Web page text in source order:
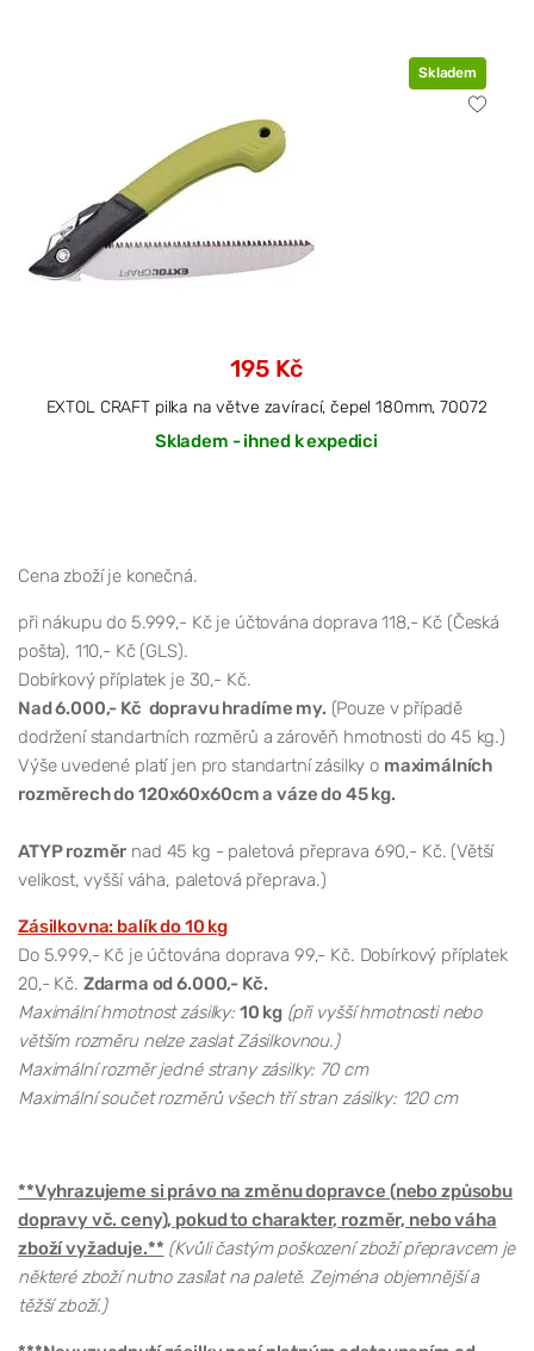
Skladem
195 Kč
EXTOL CRAFT pilka na větve zavírací, čepel 180mm, 70072
Skladem - ihned k expedici
Cena zboží je konečná.
při nákupu do 5.999,- Kč je účtována doprava 118,- Kč (Česká
pošta), 110,- Kč (GLS).
Dobírkový příplatek je 30,- Kč.
Nad 6.000,- Kč dopravu hradíme my. (Pouze v případě
dodržení standartních rozměrů a zárověň hmotnosti do 45 kg.)
Výše uvedené platí jen pro standartní zásilky o maximálních
rozměrech do 120x60x60cm a váze do 45 kg.
ATYP rozměr nad 45 kg - paletová přeprava 690,- Kč. (Větší
velikost, vyšší váha, paletová přeprava.)
Zásilkovna: balík do 10 kg
Do 5.999,- Kč je účtována doprava 99,- Kč. Dobírkový příplatek
20,- Kč. Zdarma od 6.000,- Kč.
Maximální hmotnost zásilky: 10 kg (při vyšší hmotnosti nebo
větším rozměru nelze zaslat Zásilkovnou.)
Maximální rozměr jedné strany zásilky: 70 cm
Maximální součet rozměrů všech tří stran zásilky: 120 cm
**Vyhrazujeme si právo na změnu dopravce (nebo způsobu
dopravy vč. ceny), pokud to charakter, rozměr, nebo váha
zboží vyžaduje.** (Kvůli častým poškození zboží přepravcem je
některé zboží nutno zasílat na paletě. Zejména objemnější a
těžší zboží.)